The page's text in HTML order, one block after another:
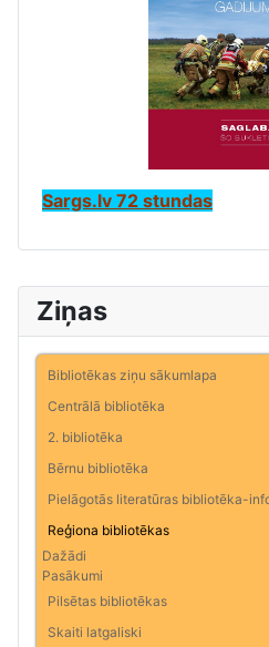
Ziņas
Bibliotēkas ziņu sākumlapa
Centrālā bibliotēka
2. bibliotēka
Bērnu bibliotēka
Pielāgotās literatūras bibliotēka-
Reģiona bibliotēkas
Dažādi
Pasākumi
Pilsētas bibliotēkas
Skaiti latgaliski
Sargs.lv 72 stundas